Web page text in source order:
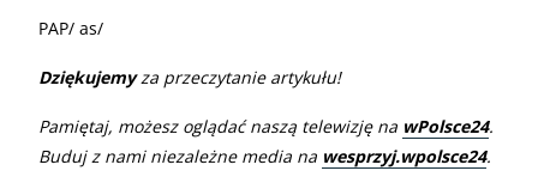
PAP/ as/
Dziękujemyza przeczytanie artykułu!
Pamiętaj, możesz oglądać naszą telewizję na wPolsce24.
Buduj z nami niezależne media na wesprzyj.wpolsce24.